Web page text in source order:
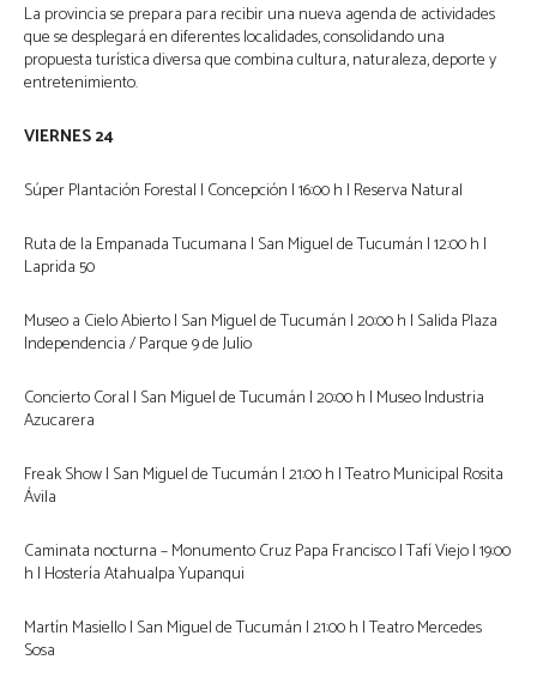
La provincia se prepara para recibir una nueva agenda de actividades
que se desplegará en diferentes localidades, consolidando una
propuesta turística diversa que combina cultura, naturaleza, deporte y
entretenimiento.
VIERNES 24
Súper Plantación Forestal | Concepción | 16:00 h | Reserva Natural
Ruta de la Empanada Tucumana | San Miguel de Tucumán | 12:00 h |
Laprida 50
Museo a Cielo Abierto | San Miguel de Tucumán | 20:00 h | Salida Plaza
Independencia / Parque 9 de Julio
Concierto Coral | San Miguel de Tucumán | 20:00 h | Museo Industria
Azucarera
Freak Show | San Miguel de Tucumán | 21:00 h | Teatro Municipal Rosita
Ávila
Caminata nocturna – Monumento Cruz Papa Francisco | Tafí Viejo | 19:00
h | Hostería Atahualpa Yupanqui
Martín Masiello | San Miguel de Tucumán | 21:00 h | Teatro Mercedes
Sosa